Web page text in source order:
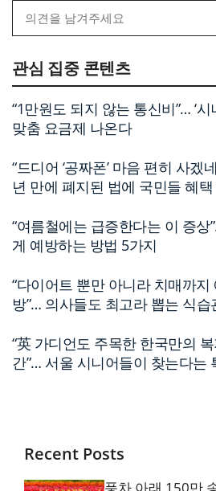
관심 집중 콘텐츠
“1만원도 되지 않는 통신비”… ‘시
맞춤 요금제 나온다
“드디어 ‘공짜폰’ 마음 편히 사겠
년 만에 폐지된 법에 국민들 혜택
“여름철에는 급증한다는 이 증상
게 예방하는 방법 5가지
“다이어트 뿐만 아니라 치매까지
방”… 의사들도 최고라 뽑는 식습
“英 가디언도 주목한 한국만의
간”… 서울 시니어들이 찾는다는
Recent Posts